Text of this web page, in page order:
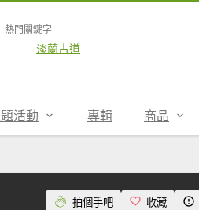
熱門關鍵字
淡蘭古道
活動 專輯 商品
拍個手吧 收藏